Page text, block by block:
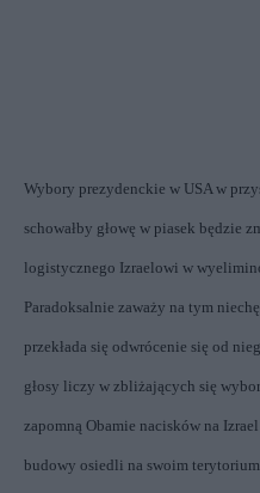
Wybory prezydenckie w USA w
schowałby głowę w piasek będzie
logistycznego Izraelowi w
Paradoksalnie zaważy na tym
przekłada się odwrócenie się od
głosy liczy w zbliżających się
zapomną Obamie nacisków na
budowy osiedli na swoim